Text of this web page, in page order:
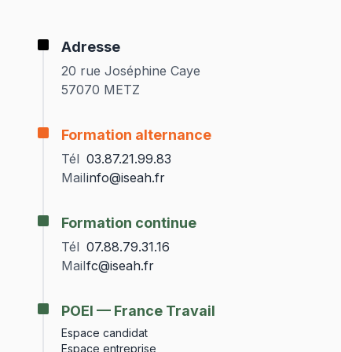
Adresse
20 rue Joséphine Caye
57070 METZ
Formation alternance
Tél 03.87.21.99.83
Mailinfo@iseah.fr
Formation continue
Tél 07.88.79.31.16
Mailfc@iseah.fr
POEI — France Travail
Espace candidat
Espace entreprise